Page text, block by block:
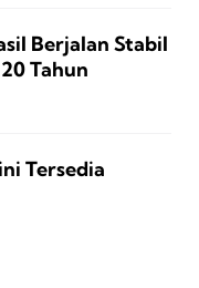
Berjalan Stabil
Tahun
Tersedia